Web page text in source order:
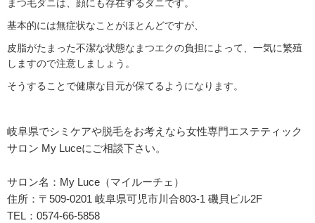
まつ毛ダニは、顔にも存在するダニです。
基本的には無症状なことがほとんどですが、
皮脂がたまった不潔な状態なまつエクの負担によって、一気に繁殖
しますので注意しましょう。
そうすることで健康な目元が保てるようになります。
岐阜県でシミケアや脱毛をお考えなら女性専門エステティック
サロン My Luceにご相談下さい。
サロン名：My Luce（マイルーチェ）
住所： 〒509-0201 岐阜県可児市川合803-1 磯貝ビル2F
TEL：0574-66-5858